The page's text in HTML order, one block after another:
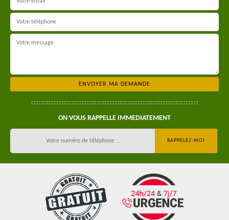
ON VOUS RAPPELLE IMMEDIATEMENT